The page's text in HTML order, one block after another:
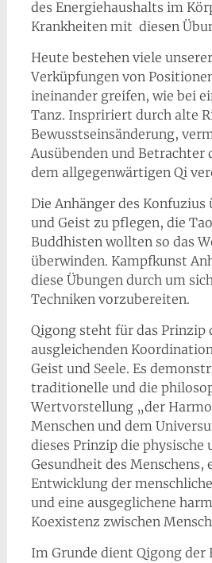
des Energiehaushalts im
Krankheiten mit diesen
Heute bestehen viele
Verküpfungen von
ineinander greifen, wie bei
Tanz. Inspririert durch alte
Bewusstseinsänderung,
Ausübenden und Betrachter
dem allgegenwärtigen Qi
Die Anhänger des
und Geist zu pflegen, die
Buddhisten wollten so das
überwinden. Kampfkunst
diese Übungen durch um
Techniken vorzubereiten.
Qigong steht für das Prinzip
ausgleichenden
Geist und Seele. Es
traditionelle und die
Wertvorstellung „der
Menschen und dem
dieses Prinzip die physische
Gesundheit des Menschens,
Entwicklung der
und eine ausgeglichene
Koexistenz zwischen
Im Grunde dient Qigong der